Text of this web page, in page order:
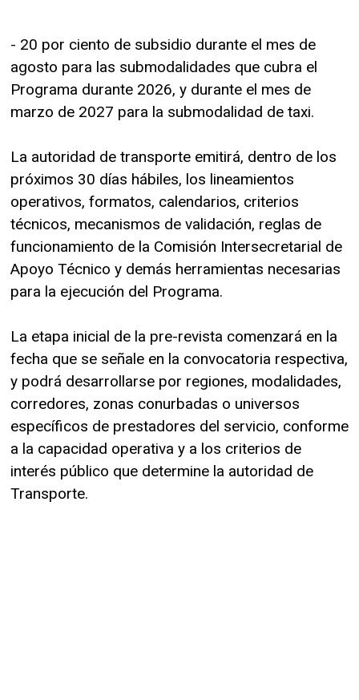
- 20 por ciento de subsidio durante el mes de
agosto para las submodalidades que cubra el
Programa durante 2026, y durante el mes de
marzo de 2027 para la submodalidad de taxi.
La autoridad de transporte emitirá, dentro de los
próximos 30 días hábiles, los lineamientos
operativos, formatos, calendarios, criterios
técnicos, mecanismos de validación, reglas de
funcionamiento de la Comisión Intersecretarial de
Apoyo Técnico y demás herramientas necesarias
para la ejecución del Programa.
La etapa inicial de la pre-revista comenzará en la
fecha que se señale en la convocatoria respectiva,
y podrá desarrollarse por regiones, modalidades,
corredores, zonas conurbadas o universos
específicos de prestadores del servicio, conforme
a la capacidad operativa y a los criterios de
interés público que determine la autoridad de
Transporte.